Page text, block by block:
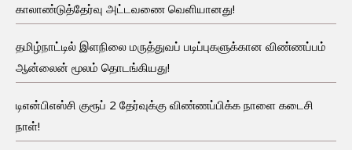
காலாண்டுத்தேர்வு அட்டவணை வெளியானது!
தமிழ்நாட்டில் இளநிலை மருத்துவப் படிப்புகளுக்கான விண்ணப்பம்
ஆன்லைன் மூலம் தொடங்கியது!
டிஎன்பிஎஸ்சி குரூப் 2 தேர்வுக்கு விண்ணப்பிக்க நாளை கடைசி
நாள்!